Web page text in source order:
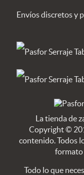
Envíos discretos y
La tienda de
Copyright ©
contenido. Todos
formato
Todo lo que